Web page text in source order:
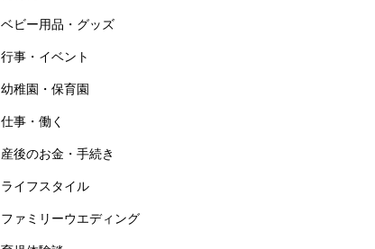
ベビー用品・グッズ
行事・イベント
幼稚園・保育園
仕事・働く
産後のお金・手続き
ライフスタイル
ファミリーウエディング